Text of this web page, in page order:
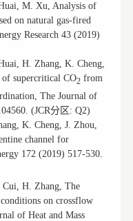
M. Xu, Analysis of
on natural gas-fired
Research 43 (2019)
H. Zhang, K. Cheng,
supercritical CO2 from
The Journal of
(JCR分区: Q2)
K. Cheng, J. Zhou,
channel for
172 (2019) 517-530.
Cui, H. Zhang, The
on crossflow
of Heat and Mass